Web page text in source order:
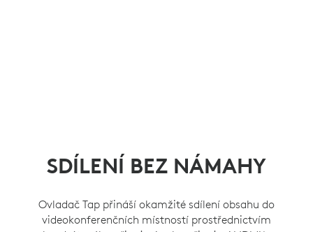
SDÍLENÍ BEZ NÁMAHY
Ovladač Tap přináší okamžité sdílení obsahu do
videokonferenčních místností prostřednictvím